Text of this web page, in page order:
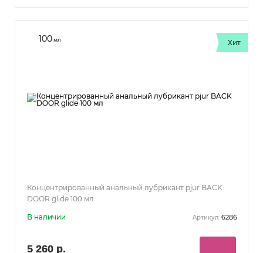
100мл Хит
Концентрированный анальный лубрикант pjur BACK
DOOR glide 100 мл
В наличии Артикул: 6286
5 260 р.